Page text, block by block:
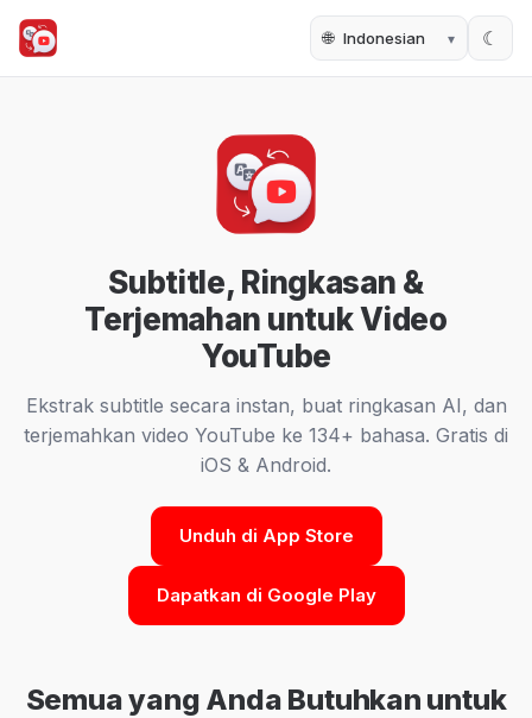
🌐 ☾
Subtitle, Ringkasan &
Terjemahan untuk Video
YouTube
Ekstrak subtitle secara instan, buat ringkasan AI, dan
terjemahkan video YouTube ke 134+ bahasa. Gratis di
iOS & Android.
Unduh di App Store
Dapatkan di Google Play
Semua yang Anda Butuhkan untuk